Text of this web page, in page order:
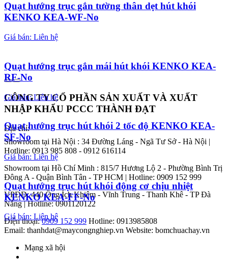
Quạt hướng trục gắn tường thân dẹt hút khói
KENKO KEA-WF-No
Giá bán: Liên hệ
Quạt hướng trục gắn mái hút khói KENKO KEA-
RF-No
Giá bán: Liên hệ
Quạt hướng trục hút khói 2 tốc độ KENKO KEA-
SF-No
Giá bán: Liên hệ
Quạt hướng trục hút khói động cơ chịu nhiệt
KENKO KEA-FF-No
Giá bán: Liên hệ
CÔNG TY CỔ PHẦN SẢN XUẤT VÀ XUẤT
NHẬP KHẨU PCCC THÀNH ĐẠT
Địa chỉ:
Showroom tại Hà Nội : 34 Đường Láng - Ngã Tư Sở - Hà Nội |
Hotline: 0913 985 808 - 0912 616114
Showroom tại Hồ Chí Minh : 815/7 Hương Lộ 2 - Phường Bình Trị
Đông A - Quận Bình Tân - TP HCM | Hotline: 0909 152 999
VPĐD: 440 Ông Ích Khiêm - Vĩnh Trung - Thanh Khê - TP Đà
Nẵng | Hotline: 0901120122
Điện thoại:0909 152 999 Hotline: 0913985808
Email: thanhdat@maycongnghiep.vn Website: bomchuachay.vn
Mạng xã hội